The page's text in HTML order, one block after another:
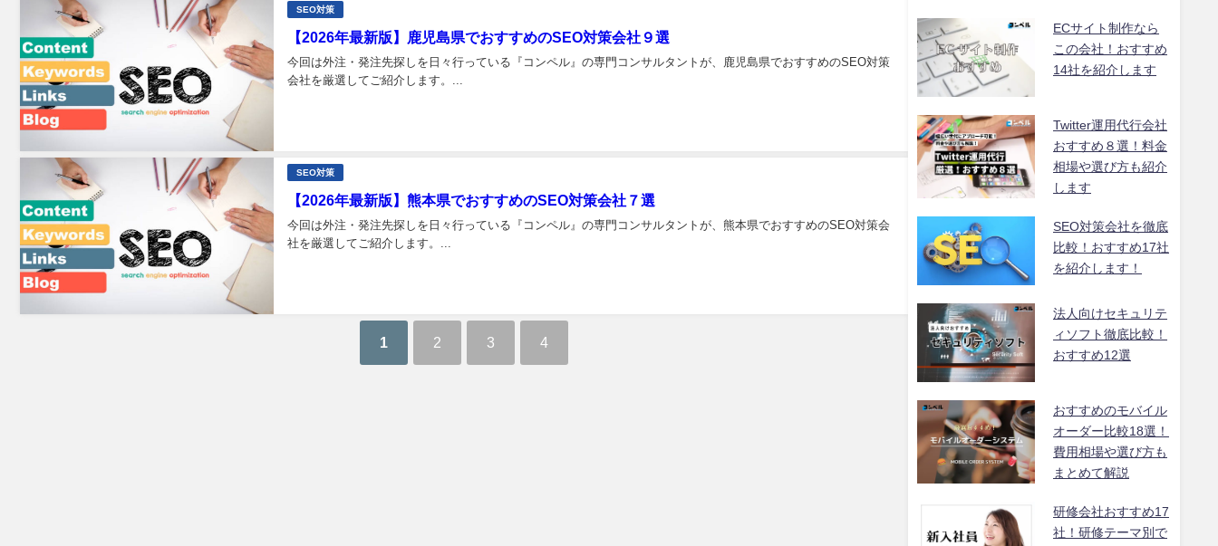
SEO対策
【2026年最新版】鹿児島県でおすすめのSEO対策会社９選
今回は外注・発注先探しを日々行っている『コンペル』の専門コンサルタントが、鹿児島県でおすすめのSEO対策
会社を厳選してご紹介します。...
SEO対策
【2026年最新版】熊本県でおすすめのSEO対策会社７選
今回は外注・発注先探しを日々行っている『コンペル』の専門コンサルタントが、熊本県でおすすめのSEO対策会
社を厳選してご紹介します。...
1 2 3 4
ECサイト制作なら
この会社！おすすめ
14社を紹介します
Twitter運用代行会社
おすすめ８選！料金
相場や選び方も紹介
します
SEO対策会社を徹底
比較！おすすめ17社
を紹介します！
法人向けセキュリテ
ィソフト徹底比較！
おすすめ12選
おすすめのモバイル
オーダー比較18選！
費用相場や選び方も
まとめて解説
研修会社おすすめ17
社！研修テーマ別で